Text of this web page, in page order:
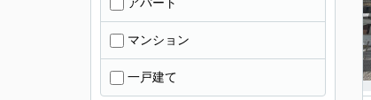
マンション
一戸建て